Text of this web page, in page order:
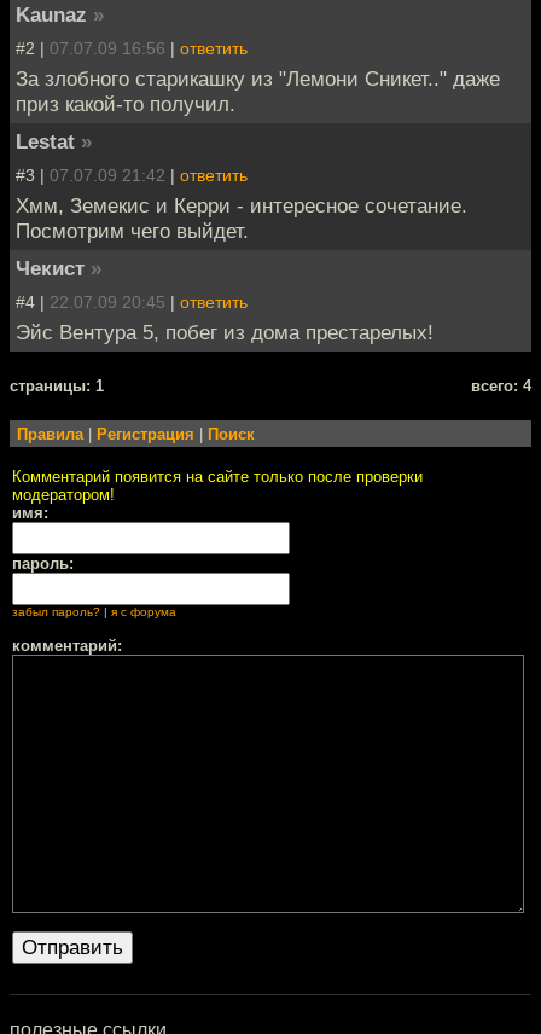
Kaunaz »
#2 | 07.07.09 16:56 | ответить
За злобного старикашку из "Лемони Сникет.." даже
приз какой-то получил.
Lestat »
#3 | 07.07.09 21:42 | ответить
Хмм, Земекис и Керри - интересное сочетание.
Посмотрим чего выйдет.
Чекист »
#4 | 22.07.09 20:45 | ответить
Эйс Вентура 5, побег из дома престарелых!
cтраницы: 1 всего: 4
Правила| Регистрация Поиск
Комментарий появится на сайте только после проверки
модератором!
имя:
пароль:
забыл пароль? | я с форума
комментарий:
полезные ссылки